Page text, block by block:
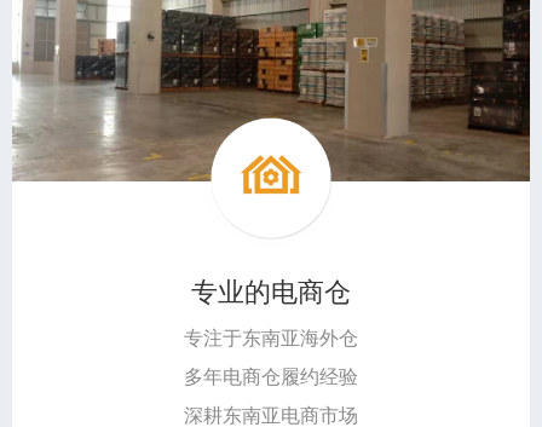
专业的电商仓
专注于东南亚海外仓
多年电商仓履约经验
深耕东南亚电商市场